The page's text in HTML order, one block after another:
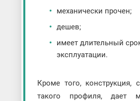
механически прочен;
дешев;
имеет длительный
эксплуатации.
Кроме того, конструкция,
такого профиля, дает